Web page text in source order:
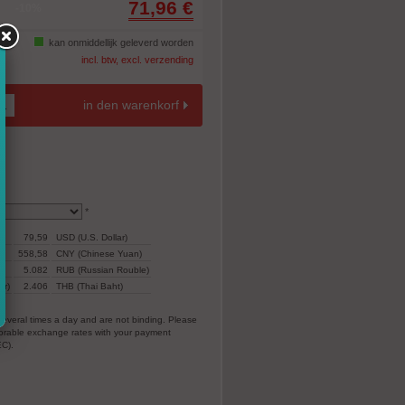
71,96 €
kan onmiddellijk geleverd worden
incl. btw, excl. verzending
in den warenkorf
*
79,59
USD (U.S. Dollar)
558,58
CNY (Chinese Yuan)
5.082
RUB (Russian Rouble)
2.406 THB (Thai Baht)
times a day and are not binding. Please
exchange rates with your payment